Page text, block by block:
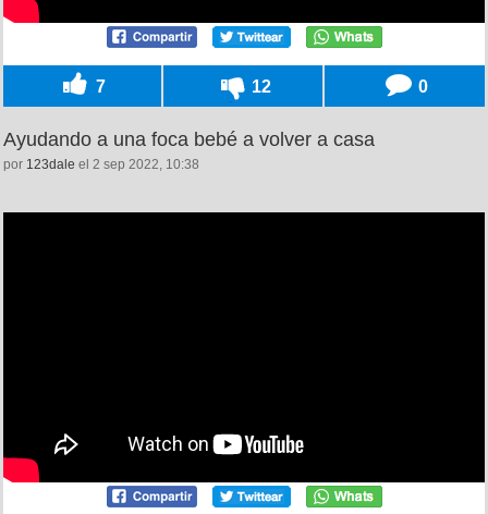
7 12 0
Ayudando a una foca bebé a volver a casa
por 123dale el 2 sep 2022, 10:38